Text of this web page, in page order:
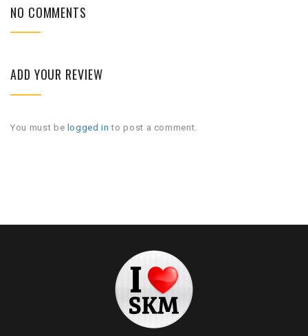
NO COMMENTS
ADD YOUR REVIEW
You must be logged in to post a comment.